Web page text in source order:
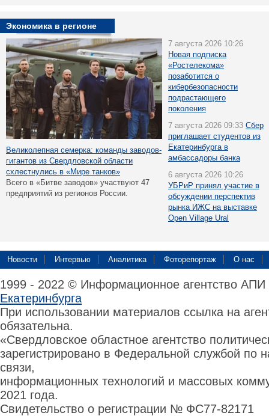
Экономика в регионе
Великолепная семерка: команды заводов-
гигантов из Свердловской области
схлестнулись в «Мире танков»
Всего в «Битве заводов» участвуют 47
предприятий из регионов России.
7 августа 2026 10:26
Новая подписка
«Ростелекома»
позаботится о
кибербезопасности
подрастающего
поколения
7 августа 2026 09:33 Сбер
приглашает студентов из
Екатеринбурга в
амбассадоры банка
6 августа 2026 10:26
УБРиР принял участие в
обсуждении перспектив
рынка ИЖС на выставке
Open Village Ural
Новости Интервью Аналитика Фоторепортаж О нас
1999 - 2022 © Информационное агентство
Екатеринбурга
При использовании материалов ссылка на
обязательна.
«Свердловское областное агентство
зарегистрировано в Федеральной службой по
связи,
информационных технологий и массовых
2021 года.
Свидетельство о регистрации № ФС77-82171